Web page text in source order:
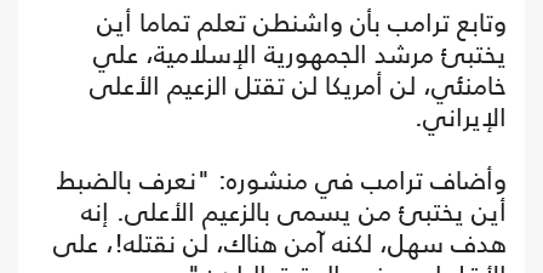
وتابع ترامب بأن واشنطن تعلم تماما أين
يختبئ مرشد الجمهورية الإسلامية، علي
خامنئي، لن أمريكا لن تقتل الزعيم الأعلى
الإيراني.
وأضاف ترامب في منشوره: "نعرف بالضبط
أين يختبئ من يسمى بالزعيم الأعلى. إنه
هدف سهل، لكنه آمن هناك، لن نقتله!، على